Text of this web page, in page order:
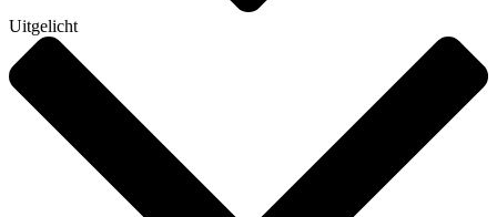
Uitgelicht